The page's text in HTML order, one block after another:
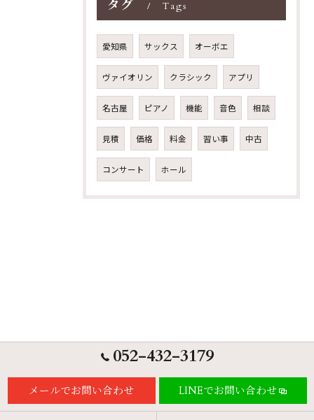
タグ Tags
愛知県 サックス オーボエ
ヴァイオリン クラシック アプリ
名古屋 ピアノ 機能 音色 相談
見積 価格 料金 習い事 中古
コンサート ホール
052-432-3179
メールでお問い合わせ LINEでお問い合わせ